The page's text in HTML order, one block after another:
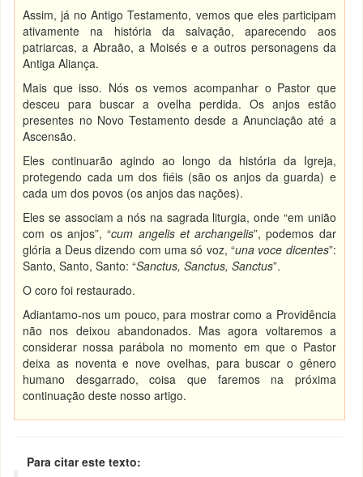
Assim, já no Antigo Testamento, vemos que eles participam
ativamente na história da salvação, aparecendo aos
patriarcas, a Abraão, a Moisés e a outros personagens da
Antiga Aliança.
Mais que isso. Nós os vemos acompanhar o Pastor que
desceu para buscar a ovelha perdida. Os anjos estão
presentes no Novo Testamento desde a Anunciação até a
Ascensão.
Eles continuarão agindo ao longo da história da Igreja,
protegendo cada um dos fiéis (são os anjos da guarda) e
cada um dos povos (os anjos das nações).
Eles se associam a nós na sagrada liturgia, onde “em união
com os anjos”, “cum angelis et archangelis”, podemos dar
glória a Deus dizendo com uma só voz, “una voce dicentes”:
Santo, Santo, Santo: “Sanctus, Sanctus, Sanctus”.
O coro foi restaurado.
Adiantamo-nos um pouco, para mostrar como a Providência
não nos deixou abandonados. Mas agora voltaremos a
considerar nossa parábola no momento em que o Pastor
deixa as noventa e nove ovelhas, para buscar o gênero
humano desgarrado, coisa que faremos na próxima
continuação deste nosso artigo.
Para citar este texto: